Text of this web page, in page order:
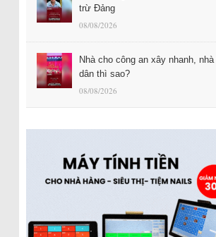
trừ Đảng
08/08/2026
Nhà cho công an xây nhanh,
dân thì sao?
08/08/2026